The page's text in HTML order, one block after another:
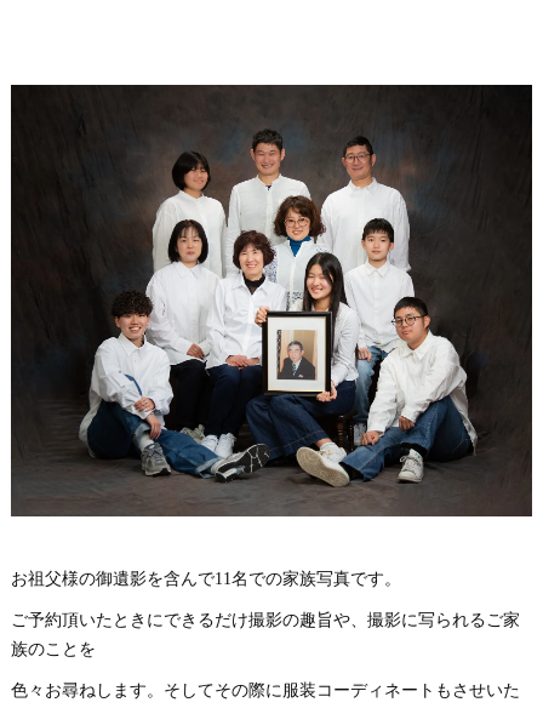
お祖父様の御遺影を含んで11名での家族写真です。
ご予約頂いたときにできるだけ撮影の趣旨や、撮影に写られるご家
族のことを
色々お尋ねします。そしてその際に服装コーディネートもさせいた